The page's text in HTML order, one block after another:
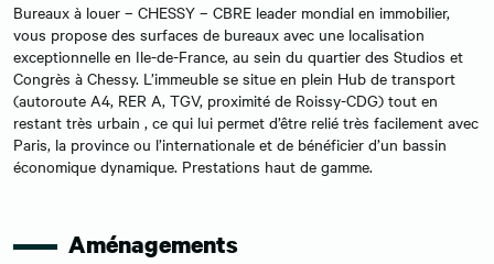
Bureaux à louer – CHESSY – CBRE leader mondial en immobilier,
vous propose des surfaces de bureaux avec une localisation
exceptionnelle en Ile-de-France, au sein du quartier des Studios et
Congrès à Chessy. L’immeuble se situe en plein Hub de transport
(autoroute A4, RER A, TGV, proximité de Roissy-CDG) tout en
restant très urbain , ce qui lui permet d’être relié très facilement avec
Paris, la province ou l’internationale et de bénéficier d’un bassin
économique dynamique. Prestations haut de gamme.
Aménagements